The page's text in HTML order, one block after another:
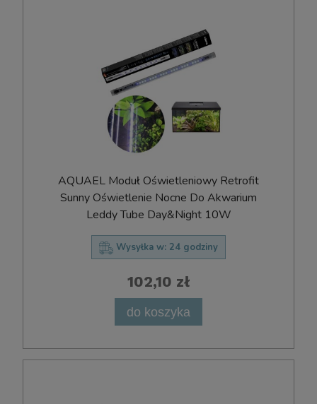
AQUAEL Moduł Oświetleniowy Retrofit
Sunny Oświetlenie Nocne Do Akwarium
Leddy Tube Day&Night 10W
Wysyłka w: 24 godziny
102,10 zł
do koszyka